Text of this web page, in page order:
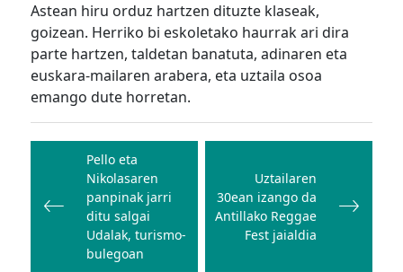
Astean hiru orduz hartzen dituzte klaseak,
goizean. Herriko bi eskoletako haurrak ari dira
parte hartzen, taldetan banatuta, adinaren eta
euskara-mailaren arabera, eta uztaila osoa
emango dute horretan.
Bidalketetan
zehar
nabigatu
Pello eta
Nikolasaren
panpinak jarri
ditu salgai
Udalak, turismo-
bulegoan
Uztailaren
30ean izango da
Antillako Reggae
Fest jaialdia